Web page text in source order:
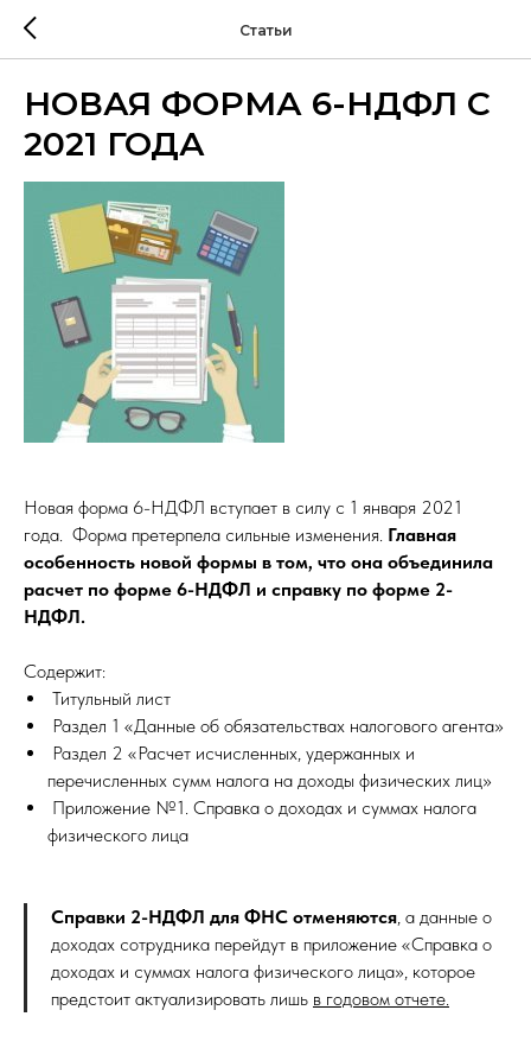
Статьи
НОВАЯ ФОРМА 6-НДФЛ С
2021 ГОДА
Новая форма 6-НДФЛ вступает в силу с 1 января 2021
года. Форма претерпела сильные изменения. Главная
особенность новой формы в том, что она объединила
расчет по форме 6-НДФЛ и справку по форме 2-
НДФЛ.
Содержит:
Титульный лист
Раздел 1 «Данные об обязательствах налогового агента»
Раздел 2 «Расчет исчисленных, удержанных и
перечисленных сумм налога на доходы физических лиц»
Приложение №1. Справка о доходах и суммах налога
физического лица
Справки 2-НДФЛ для ФНС отменяются, а данные о
доходах сотрудника перейдут в приложение «Справка о
доходах и суммах налога физического лица», которое
предстоит актуализировать лишь в годовом отчете.